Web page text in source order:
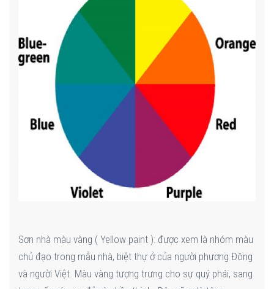
Sơn nhà màu vàng ( Yellow paint ): được xem là nhóm màu
chủ đạo trong mẫu nhà, biệt thự ở của người phương Đông
và người Việt. Màu vàng tượng trưng cho sự quý phái, sang